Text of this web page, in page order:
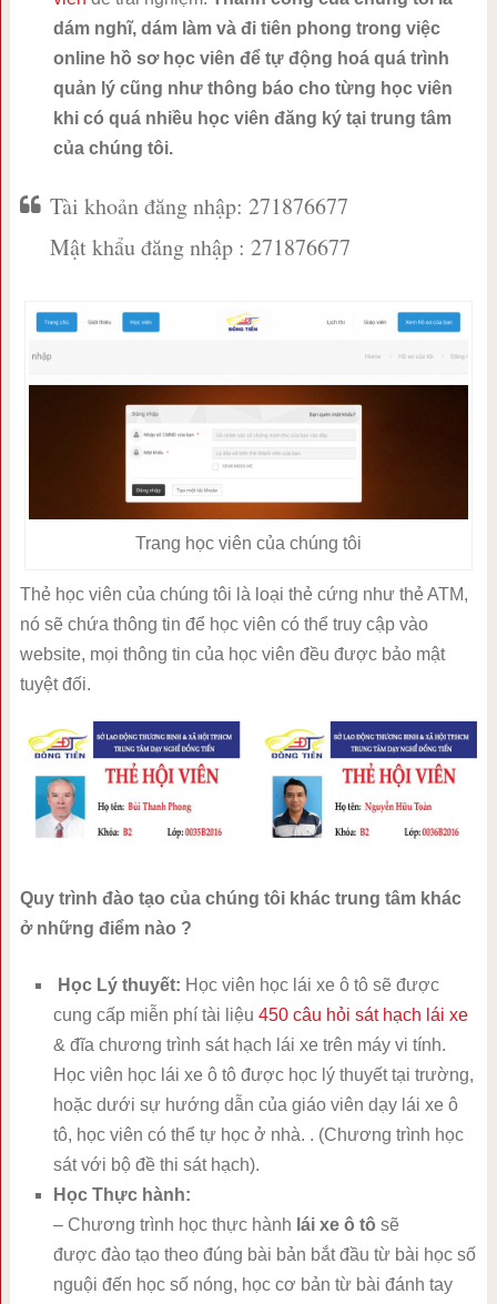
dám nghĩ, dám làm và đi tiên phong trong việc
online hồ sơ học viên để tự động hoá quá trình
quản lý cũng như thông báo cho từng học viên
khi có quá nhiều học viên đăng ký tại trung tâm
của chúng tôi.
Tài khoản đăng nhập: 271876677
Mật khẩu đăng nhập : 271876677
Trang học viên của chúng tôi
Thẻ học viên của chúng tôi là loại thẻ cứng như thẻ ATM,
nó sẽ chứa thông tin để học viên có thể truy cập vào
website, mọi thông tin của học viên đều được bảo mật
tuyệt đối.
Quy trình đào tạo của chúng tôi khác trung tâm khác
ở những điểm nào ?
Học Lý thuyết: Học viên học lái xe ô tô sẽ được
cung cấp miễn phí tài liệu 450 câu hỏi sát hạch lái xe
& đĩa chương trình sát hạch lái xe trên máy vi tính.
Học viên học lái xe ô tô được học lý thuyết tại trường,
hoặc dưới sự hướng dẫn của giáo viên dạy lái xe ô
tô, học viên có thể tự học ở nhà. . (Chương trình học
sát với bộ đề thi sát hạch).
Học Thực hành:
– Chương trình học thực hành lái xe ô tô sẽ
được đào tạo theo đúng bài bản bắt đầu từ bài học số
nguội đến học số nóng, học cơ bản từ bài đánh tay